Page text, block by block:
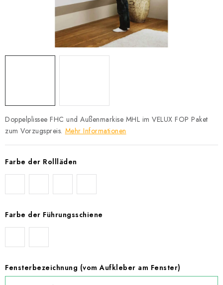
Sitemap von Milpe.sk
Doppelplissee FHC und Außenmarkise MHL im VELUX FOP Paket
zum Vorzugspreis. Mehr Informationen
Farbe der Rollläden
Farbe der Führungsschiene
Fensterbezeichnung (vom Aufkleber am Fenster)